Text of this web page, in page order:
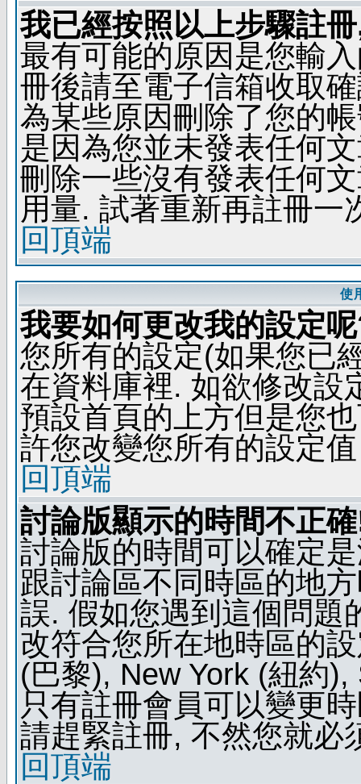
我已經按照以上步驟註
最有可能的原因是您輸
冊後請至電子信箱收取
為某些原因刪除了您的
是因為您並未發表任何
刪除一些沒有發表任何
用量. 試著重新再註冊一
回頂端
使
我要如何更改我的設定
您所有的設定(如果您已
在資料庫裡. 如欲修改設
預設首頁的上方但是您
許您改變您所有的設定值
回頂端
討論版顯示的時間不正
討論版的時間可以確定
跟討論區不同時區的地
誤. 假如您遇到這個問題
改符合您所在地時區的
(巴黎), New York (紐約
只有註冊會員可以變更
請趕緊註冊, 不然您就必
回頂端